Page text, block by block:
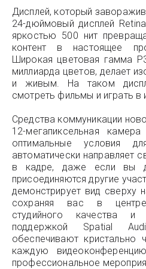
Дисплей, который
24-дюймовый дисплей
яркостью 500 нит
контент в настоящее
Широкая цветовая гамма
миллиарда цветов, делает
и живым. На таком
смотреть фильмы и играть в
Средства коммуникации
12-мегапиксельная
оптимальные условия
автоматически направляет
в кадре, даже если вы
присоединяются другие
демонстрирует вид сверху
сохраняя вас в
студийного качества
поддержкой Spatial
обеспечивают кристально
каждую
профессиональное